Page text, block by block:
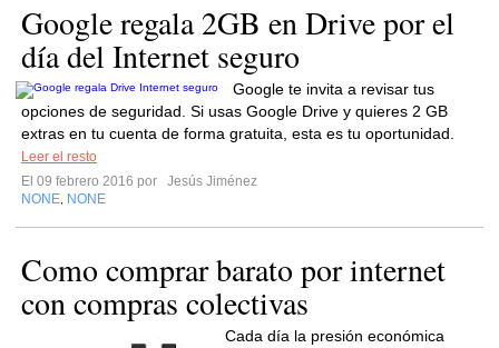
Google regala 2GB en Drive por el
día del Internet seguro
Google te invita a revisar tus
opciones de seguridad. Si usas Google Drive y quieres 2 GB
extras en tu cuenta de forma gratuita, esta es tu oportunidad.
Leer el resto
El 09 febrero 2016 por
Jesús Jiménez
NONE NONE
Como comprar barato por internet
con compras colectivas
Cada día la presión económica